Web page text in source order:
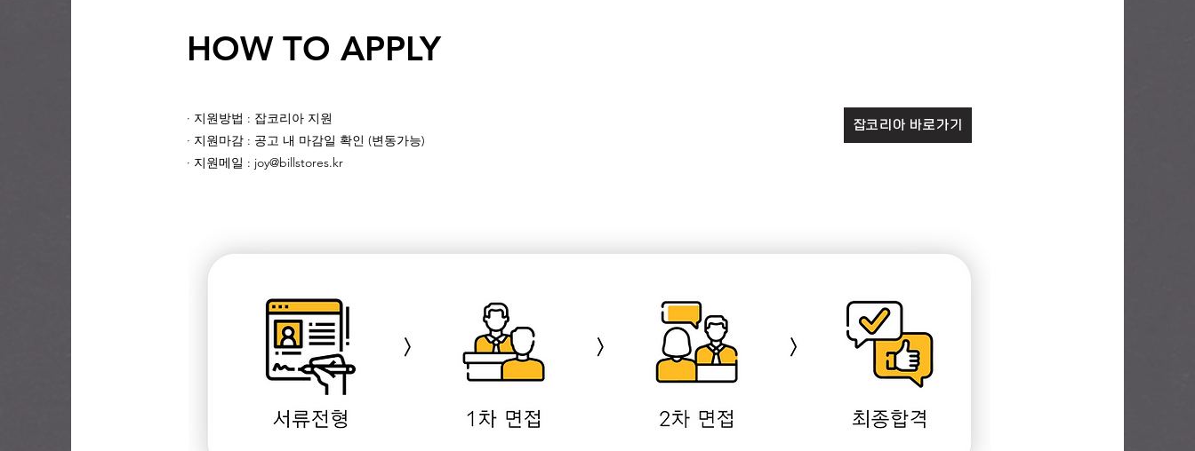
HOW TO APPLY
· 지원방법 : 잡코리아 지원
· 지원마감 : 공고 내 마감일 확인 (변동가능)
· 지원메일 : joy@billstores.kr
잡코리아 바로가기